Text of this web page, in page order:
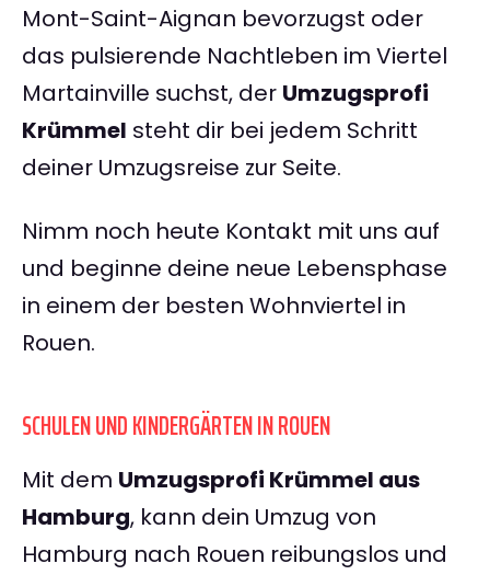
Mont-Saint-Aignan bevorzugst oder
das pulsierende Nachtleben im Viertel
Martainville suchst, der Umzugsprofi
Krümmel steht dir bei jedem Schritt
deiner Umzugsreise zur Seite.
Nimm noch heute Kontakt mit uns auf
und beginne deine neue Lebensphase
in einem der besten Wohnviertel in
Rouen.
SCHULEN UND KINDERGÄRTEN IN ROUEN
Mit dem Umzugsprofi Krümmel aus
Hamburg, kann dein Umzug von
Hamburg nach Rouen reibungslos und